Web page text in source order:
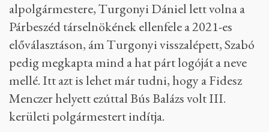
alpolgármestere, Turgonyi Dániel lett volna a
Párbeszéd társelnökének ellenfele a 2021-es
előválasztáson, ám Turgonyi visszalépett, Szabó
pedig megkapta mind a hat párt logóját a neve
mellé. Itt azt is lehet már tudni, hogy a Fidesz
Menczer helyett ezúttal Bús Balázs volt III.
kerületi polgármestert indítja.